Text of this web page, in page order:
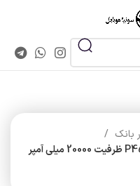
بانک
پاوربانک توربو شارژ برند فراری مدلP450 ظرفیت 20000 میلی آمپر